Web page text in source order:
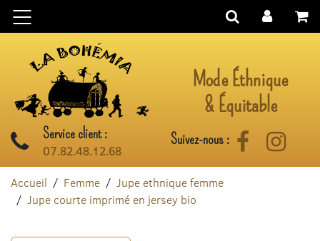
Aller au contenu
Mode Éthnique
& Équitable
Service client :
07.82.48.12.68
Suivez-nous : Facebook
Accueil Femme
Jupe ethnique femme
Jupe courte imprimé en jersey bio